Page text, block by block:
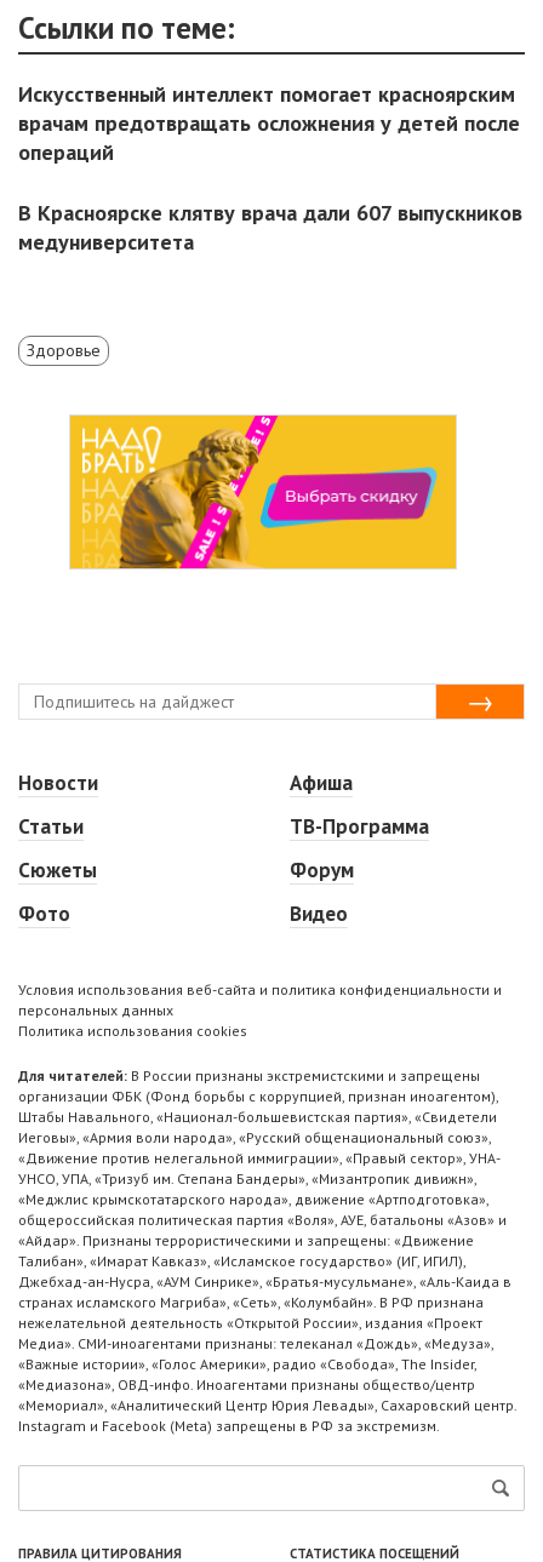
Ссылки по теме:
Искусственный интеллект помогает красноярским
врачам предотвращать осложнения у детей после
операций
В Красноярске клятву врача дали 607 выпускников
медуниверситета
Здоровье
Новости
Статьи
Сюжеты
Фото
Афиша
ТВ-Программа
Форум
Видео
Условия использования веб-сайта и политика конфиденциальности и
персональных данных
Политика использования cookies
Для читателей: В России признаны экстремистскими и запрещены
организации ФБК (Фонд борьбы с коррупцией, признан иноагентом),
Штабы Навального, «Национал-большевистская партия», «Свидетели
Иеговы», «Армия воли народа», «Русский общенациональный союз»,
«Движение против нелегальной иммиграции», «Правый сектор», УНА-
УНСО, УПА, «Тризуб им. Степана Бандеры», «Мизантропик дивижн»,
«Меджлис крымскотатарского народа», движение «Артподготовка»,
общероссийская политическая партия «Воля», АУЕ, батальоны «Азов» и
«Айдар». Признаны террористическими и запрещены: «Движение
Талибан», «Имарат Кавказ», «Исламское государство» (ИГ, ИГИЛ),
Джебхад-ан-Нусра, «АУМ Синрике», «Братья-мусульмане», «Аль-Каида в
странах исламского Магриба», «Сеть», «Колумбайн». В РФ признана
нежелательной деятельность «Открытой России», издания «Проект
Медиа». СМИ-иноагентами признаны: телеканал «Дождь», «Медуза»,
«Важные истории», «Голос Америки», радио «Свобода», The Insider,
«Медиазона», ОВД-инфо. Иноагентами признаны общество/центр
«Мемориал», «Аналитический Центр Юрия Левады», Сахаровский центр.
Instagram и Facebook (Metа) запрещены в РФ за экстремизм.
ПРАВИЛА ЦИТИРОВАНИЯ СТАТИСТИКА ПОСЕЩЕНИЙ